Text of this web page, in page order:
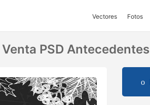
Vectores Fotos
PSD Antecedentes